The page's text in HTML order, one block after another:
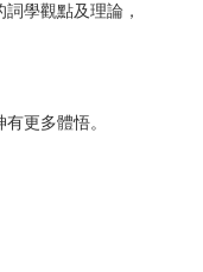
學觀點及理論，
更多體悟。